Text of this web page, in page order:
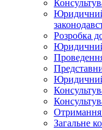
Юридичний
Розробка
Юридичний
Юридичний
Отримання
Загальне